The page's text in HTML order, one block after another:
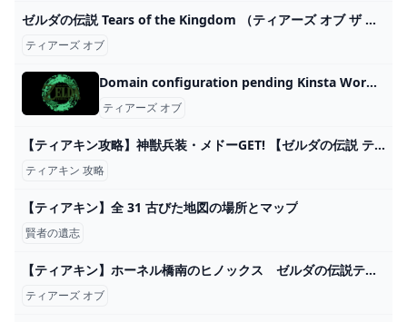
ゼルダの伝説 Tears of the Kingdom （ティアーズ オブ ザ キングダム） Switch HAC-P-AXN7A ヤマダウェブコム
ティアーズ オブ
Domain configuration pending Kinsta WordPress Hosting
ティアーズ オブ
【ティアキン攻略】神獣兵装・メドーGET! 【ゼルダの伝説 ティアーズ オブ ザ キングダム】 - YouTube
ティアキン 攻略
【ティアキン】全 31 古びた地図の場所とマップ
賢者の遺志
【ティアキン】ホーネル橋南のヒノックス ゼルダの伝説ティアーズ オブ ザ キングダム #ゼルダの伝説 #ティアキン #zelda - YouTube
ティアーズ オブ